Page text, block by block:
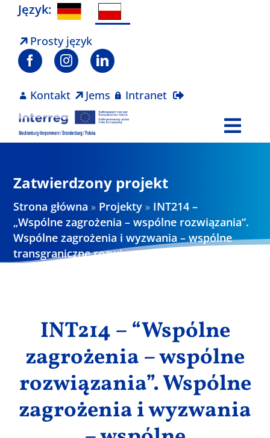
Skip
content
Język:
Prosty język
Kontakt Jems Intranet
Projekty
Aktualności
Zatwierdzony projekt
Strona główna » Projekty » INT214 –
„Wspólne zagrożenia – wspólne rozwiązania“.
Wspólne zagrożenia i wyzwania – wspólne
transgraniczne rozwiązania wypracowane z
INT214 – “Wspólne
zagrożenia – wspólne
rozwiązania”. Wspólne
zagrożenia i wyzwania